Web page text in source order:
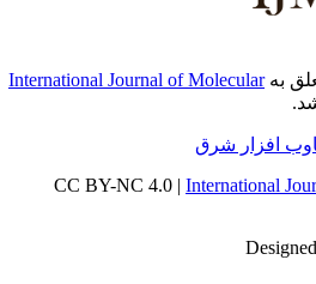
بهInternational Journal of Molecular
افزار شرق
International